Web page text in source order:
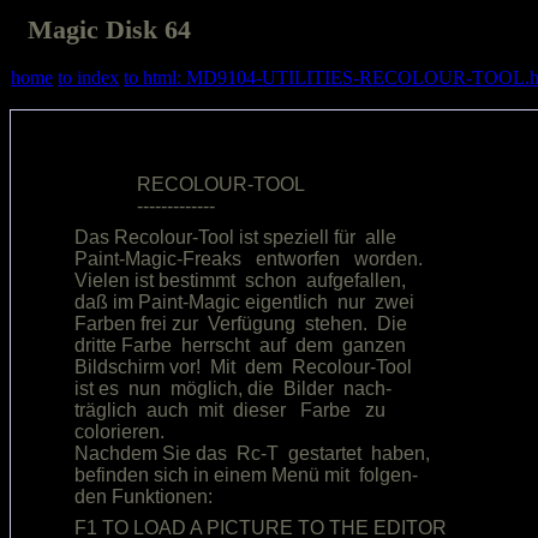
Magic Disk 64
home to index to html: MD9104-UTILITIES-RECOLOUR-
             RECOLOUR-TOOL
Das Recolour-Tool ist speziell für  alle
Paint-Magic-Freaks   entworfen   worden.
Vielen ist bestimmt  schon  aufgefallen,
daß im Paint-Magic eigentlich  nur  zwei
Farben frei zur  Verfügung  stehen.  Die
dritte Farbe  herrscht  auf  dem  ganzen
Bildschirm vor!  Mit  dem  Recolour-Tool
ist es  nun  möglich, die  Bilder  nach-
träglich  auch  mit  dieser   Farbe   zu
colorieren.
Nachdem Sie das  Rc-T  gestartet  haben,
befinden sich in einem Menü mit  folgen-
F1 TO LOAD A PICTURE TO THE EDITOR